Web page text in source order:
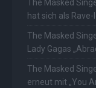
The Masked
hat sich als
The Masked
Lady Gagas
The Masked
erneut mit „You